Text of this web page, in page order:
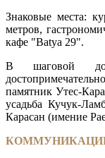
Знаковые места:
метров,
кафе "Batya 29".
В шаговой
памятник Утес-
усадьба Кучук-
Карасан (имение